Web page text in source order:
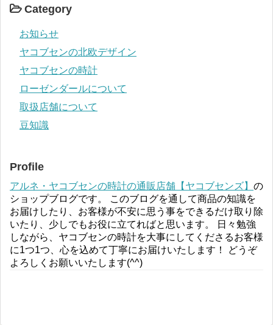
Category
お知らせ
ヤコブセンの北欧デザイン
ヤコブセンの時計
ローゼンダールについて
取扱店舗について
豆知識
Profile
アルネ・ヤコブセンの時計の通販店舗【ヤコブセンズ】 の
ショップブログです。 このブログを通して商品の知識を
お届けしたり、お客様が不安に思う事をできるだけ取り除
いたり、少しでもお役に立てればと思います。 日々勉強
しながら、ヤコブセンの時計を大事にしてくださるお客様
に1つ1つ、心を込めて丁寧にお届けいたします！ どうぞ
よろしくお願いいたします(^^)